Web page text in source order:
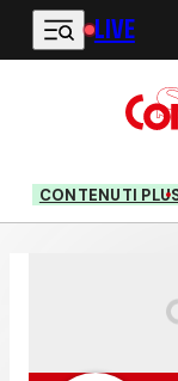
Vai al contenuto
LIVE
CONTENUTI